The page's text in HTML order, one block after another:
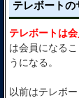
テレボート
テレボートは
は会員になる
うになる。
以前はテレボ